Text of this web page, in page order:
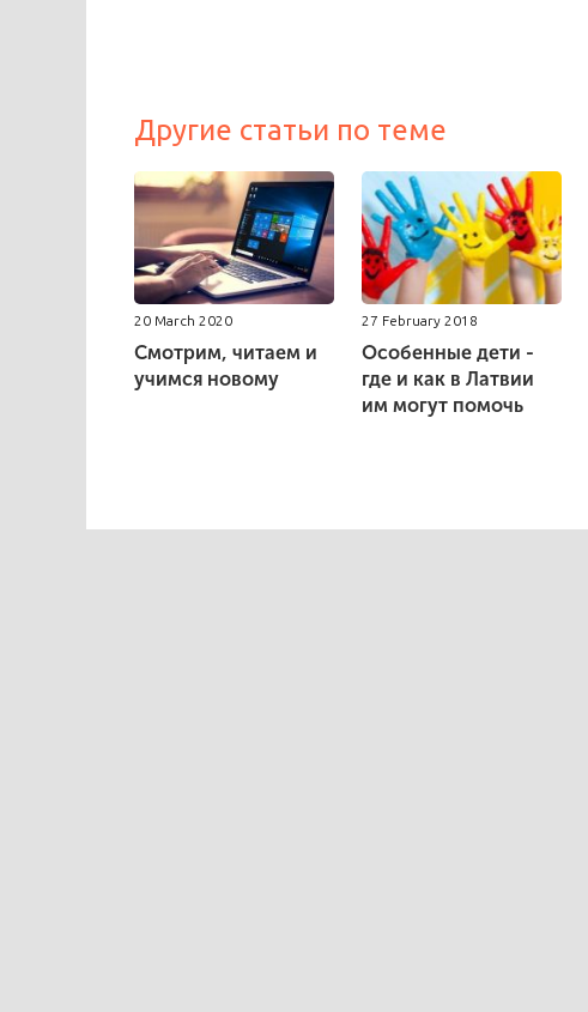
Другие статьи по теме
20 March 2020
Смотрим, читаем и
учимся новому
27 February 2018
Особенные дети -
где и как в Латвии
им могут помочь